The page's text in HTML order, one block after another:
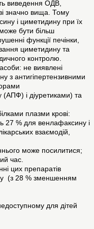
виведення ОДВ,
значно вища. Тому
і циметидину при їх
бути більш
функції печінки,
циметидину та
контролю.
не виявлені
з антигіпертензивними
і діуретиками) та
плазми крові:
27 % для венлафаксину і
взаємодій,
може посилитися;
час.
цих препаратів
(з 28 % зменшенням
для дітей